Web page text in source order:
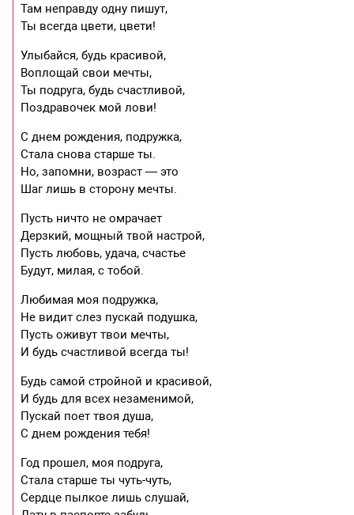
Там неправду одну пишут,
Ты всегда цвети, цвети!
Улыбайся, будь красивой,
Воплощай свои мечты,
Ты подруга, будь счастливой,
Поздравочек мой лови!
С днем рождения, подружка,
Стала снова старше ты.
Но, запомни, возраст — это
Шаг лишь в сторону мечты.
Пусть ничто не омрачает
Дерзкий, мощный твой настрой,
Пусть любовь, удача, счастье
Будут, милая, с тобой.
Любимая моя подружка,
Не видит слез пускай подушка,
Пусть оживут твои мечты,
И будь счастливой всегда ты!
Будь самой стройной и красивой,
И будь для всех незаменимой,
Пускай поет твоя душа,
С днем рождения тебя!
Год прошел, моя подруга,
Стала старше ты чуть-чуть,
Сердце пылкое лишь слушай,